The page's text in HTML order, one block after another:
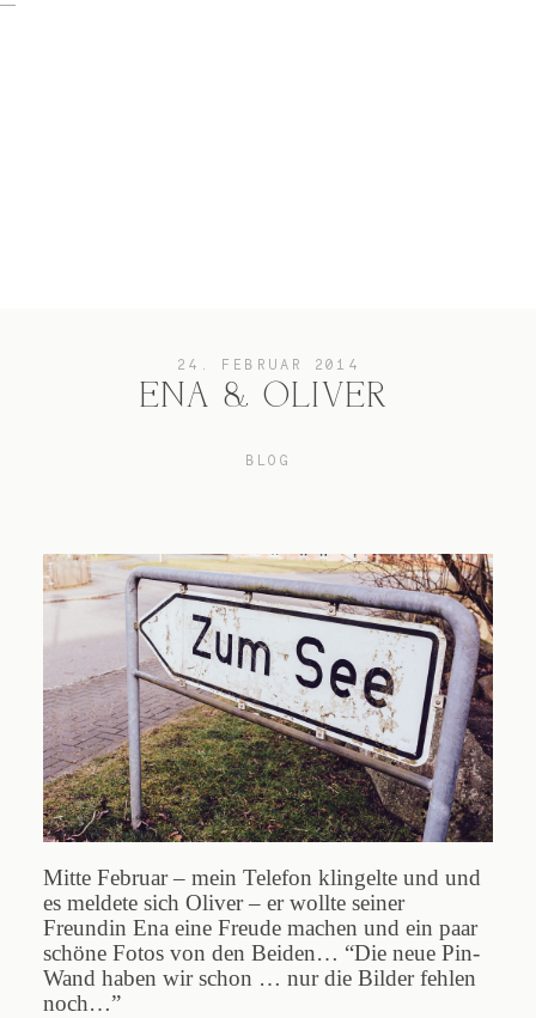
24. FEBRUAR 2014
ENA & OLIVER
BLOG
Mitte Februar – mein Telefon klingelte und und
es meldete sich Oliver – er wollte seiner
Freundin Ena eine Freude machen und ein paar
schöne Fotos von den Beiden… “Die neue Pin-
Wand haben wir schon … nur die Bilder fehlen
noch…”
Blog
Impressum